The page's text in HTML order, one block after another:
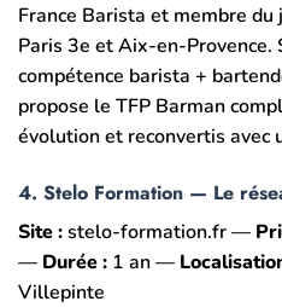
France Barista et membre du
Paris 3e et Aix-en-Provence.
compétence barista +
propose le TFP Barman
évolution et reconvertis avec
4. Stelo Formation — Le
Site :stelo-formation.fr —
— Durée : 1 an —
Villepinte